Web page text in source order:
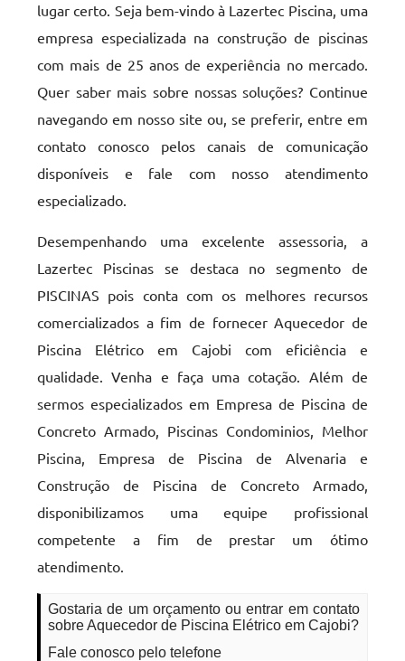
lugar certo. Seja bem-vindo à Lazertec Piscina, uma
empresa especializada na construção de piscinas
com mais de 25 anos de experiência no mercado.
Quer saber mais sobre nossas soluções? Continue
navegando em nosso site ou, se preferir, entre em
contato conosco pelos canais de comunicação
disponíveis e fale com nosso atendimento
especializado.
Desempenhando uma excelente assessoria, a
Lazertec Piscinas se destaca no segmento de
PISCINAS pois conta com os melhores recursos
comercializados a fim de fornecer Aquecedor de
Piscina Elétrico em Cajobi com eficiência e
qualidade. Venha e faça uma cotação. Além de
sermos especializados em Empresa de Piscina de
Concreto Armado, Piscinas Condominios, Melhor
Piscina, Empresa de Piscina de Alvenaria e
Construção de Piscina de Concreto Armado,
disponibilizamos uma equipe profissional
competente a fim de prestar um ótimo
atendimento.
Gostaria de um orçamento ou entrar em contato
sobre Aquecedor de Piscina Elétrico em Cajobi?
Fale conosco pelo telefone